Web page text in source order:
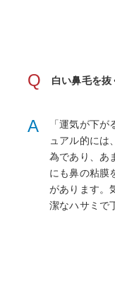
Q 白い鼻毛を抜
A
「運気が下
ュアル的には
為であり、あ
にも鼻の粘膜
があります。
潔なハサミで